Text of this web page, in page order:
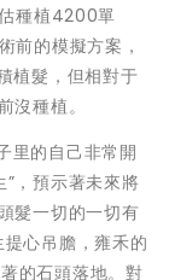
種植4200單
前的模擬方案，
植髮，但相對于
沒種植。
里的自己非常開
，預示著未來將
髮一切的一切有
心吊膽，雍禾的
的石頭落地。對